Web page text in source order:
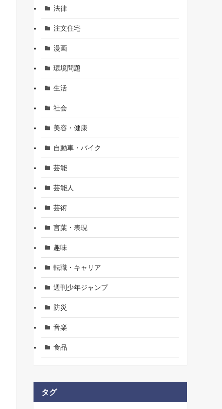
法律
注文住宅
漫画
環境問題
生活
社会
美容・健康
自動車・バイク
芸能
芸能人
芸術
言葉・表現
趣味
転職・キャリア
週刊少年ジャンプ
防災
音楽
食品
タグ